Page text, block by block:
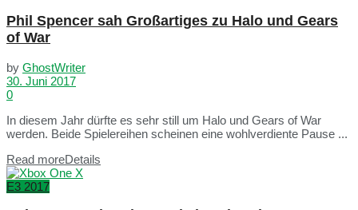
Phil Spencer sah Großartiges zu Halo und Gears
of War
by GhostWriter
30. Juni 2017
0
In diesem Jahr dürfte es sehr still um Halo und Gears of War
werden. Beide Spielereihen scheinen eine wohlverdiente Pause ...
Read moreDetails
E3 2017